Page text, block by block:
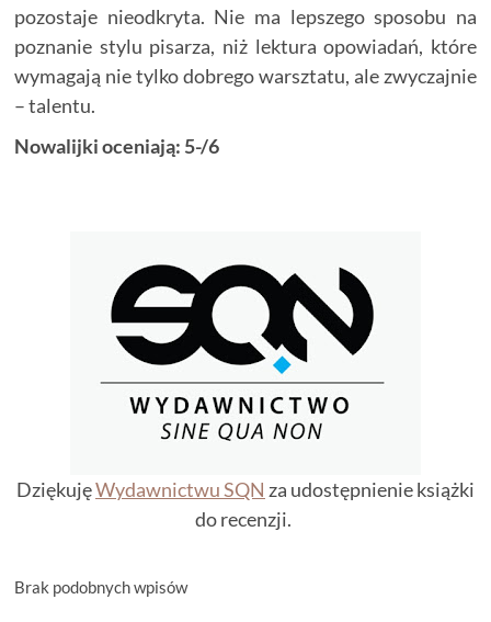
pozostaje nieodkryta. Nie ma lepszego sposobu na
poznanie stylu pisarza, niż lektura opowiadań, które
wymagają nie tylko dobrego warsztatu, ale zwyczajnie
– talentu.
Nowalijki oceniają: 5-/6
DziękujęWydawnictwu SQN za udostępnienie książki
do recenzji.
Brak podobnych wpisów